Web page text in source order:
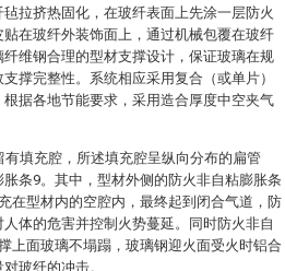
拉挤热固化，在玻纤表面上先涂一层防火
在玻纤外装饰面上，通过机械包覆在玻纤
维钢合理的型材支撑设计，保证玻璃在规
撑完整性。系统相应采用复合（或单片）
据各地节能要求，采用造合厚度中空夹气
填充腔，所述填充腔呈纵向分布的扁管
条9。其中，型材外侧的防火非自粘膨胀条
在型材内的空腔内，最终起到闭合气道，防
体的危害并控制火势蔓延。同时防火非自
上面玻璃不塌蹋，玻璃钢迎火面受火时铝合
玻纤的冲击。